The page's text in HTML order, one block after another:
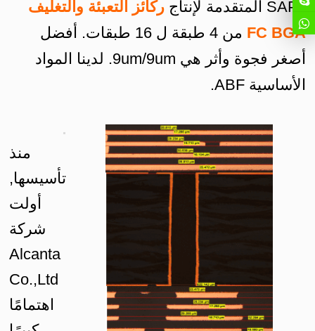
وSAP المتقدمة لإنتاج
ركائز التعبئة والتغليف
FC BGA
من 4 طبقة ل 16 طبقات. أفضل
أصغر فجوة وأثر هي 9um/9um. لدينا المواد
الأساسية ABF.
منذ
تأسيسها,
أولت
شركة
Alcanta
Co.,Ltd
اهتمامًا